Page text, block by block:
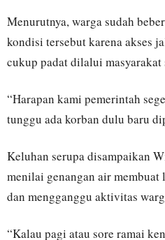
Menurutnya, warga sudah
kondisi tersebut karena akses
cukup padat dilalui masyarakat
“Harapan kami pemerintah
tunggu ada korban dulu baru
Keluhan serupa disampaikan
menilai genangan air
dan mengganggu aktivitas
“Kalau pagi atau sore ramai